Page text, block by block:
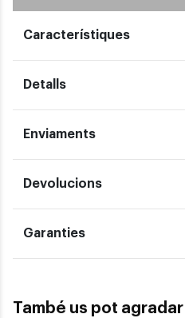
Característiques
Detalls
Enviaments
Devolucions
Garanties
També us pot agradar